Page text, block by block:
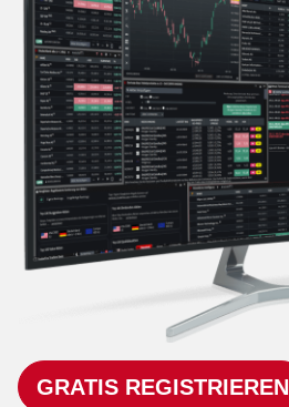
GRATIS REGISTRIEREN